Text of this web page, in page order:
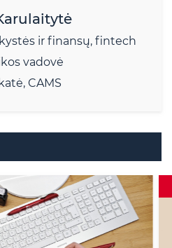
ir finansų, fintech
vadovė
CAMS